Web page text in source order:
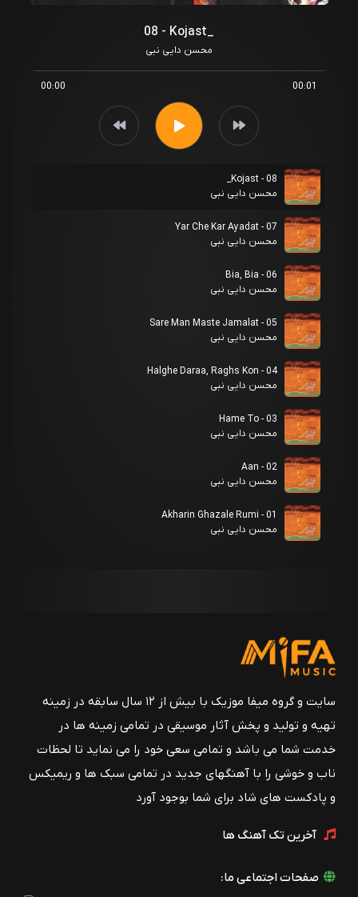
08 - Kojast_
محسن دایی نبی
00:00 00:01
08 - Kojast_
محسن دایی نبی
07 - Yar Che Kar Ayadat
محسن دایی نبی
06 - Bia, Bia
محسن دایی نبی
05 - Sare Man Maste Jamalat
محسن دایی نبی
04 - Halghe Daraa, Raghs Kon
محسن دایی نبی
03 - Hame To
محسن دایی نبی
02 - Aan
محسن دایی نبی
01 - Akharin Ghazale Rumi
محسن دایی نبی
سایت و گروه میفا موزیک با بیش از ۱۲ سال سابقه در زمینه
تهیه و تولید و پخش آثار موسیقی در تمامی زمینه ها در
خدمت شما می باشد و تمامی سعی خود را می نماید تا لحظات
ناب و خوشی را با آهنگهای جدید در تمامی سبک ها و ریمیکس
و پادکست های شاد برای شما بوجود آورد
آخرین تک آهنگ ها
صفحات اجتماعی ما: